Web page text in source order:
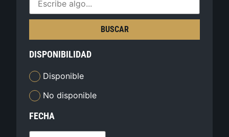
BUSCAR
DISPONIBILIDAD
Disponible
No disponible
FECHA